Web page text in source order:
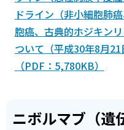
ドライン（非小細胞肺
胞癌、古典的ホジキン
ついて（平成30年8月21
（PDF：5,780KB）
ニボルマブ（遺